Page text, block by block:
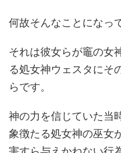
何故そんなことになっ
それは彼女らが竈の女
る処女神ウェスタにそ
らです。
神の力を信じていた当
象徴たる処女神の巫女